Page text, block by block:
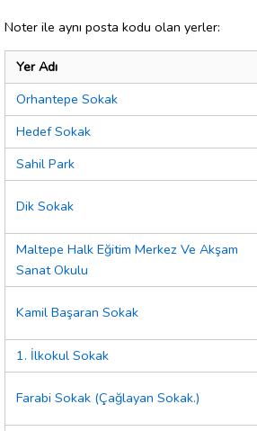
Noter ile aynı posta kodu olan yerler:
Yer Adı
Orhantepe Sokak
Hedef Sokak
Sahil Park
Dik Sokak
Maltepe Halk Eğitim Merkez Ve Akşam
Sanat Okulu
Kamil Başaran Sokak
1. İlkokul Sokak
Farabi Sokak (Çağlayan Sokak.)